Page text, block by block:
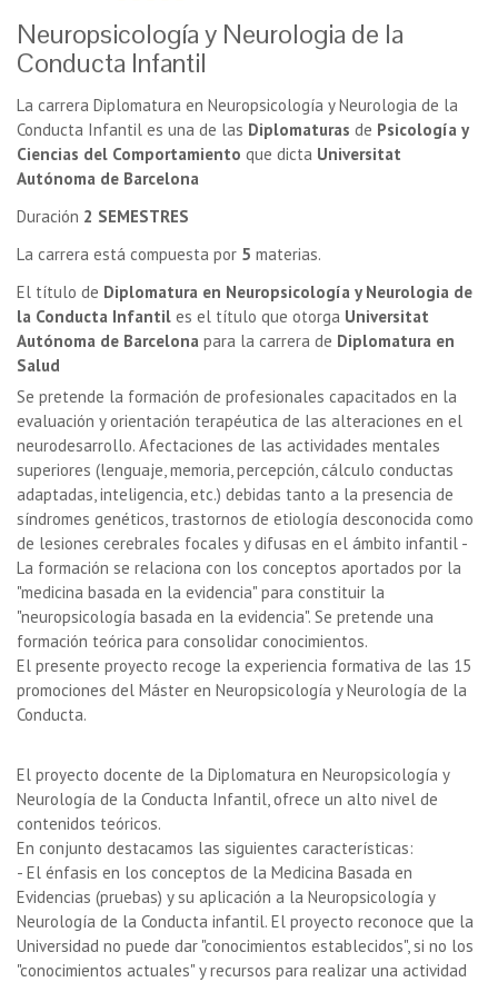
Neuropsicología y Neurologia de la
Conducta Infantil
La carrera Diplomatura en Neuropsicología y Neurologia de la
Conducta Infantil es una de las Diplomaturas de Psicología y
Ciencias del Comportamiento que dicta Universitat
Autónoma de Barcelona
Duración 2 SEMESTRES
La carrera está compuesta por 5 materias.
El título de Diplomatura en Neuropsicología y Neurologia de
la Conducta Infantil es el título que otorga Universitat
Autónoma de Barcelona para la carrera de Diplomatura en
Salud
Se pretende la formación de profesionales capacitados en la
evaluación y orientación terapéutica de las alteraciones en el
neurodesarrollo. Afectaciones de las actividades mentales
superiores (lenguaje, memoria, percepción, cálculo conductas
adaptadas, inteligencia, etc.) debidas tanto a la presencia de
síndromes genéticos, trastornos de etiología desconocida como
de lesiones cerebrales focales y difusas en el ámbito infantil -
La formación se relaciona con los conceptos aportados por la
"medicina basada en la evidencia" para constituir la
"neuropsicología basada en la evidencia". Se pretende una
formación teórica para consolidar conocimientos.
El presente proyecto recoge la experiencia formativa de las 15
promociones del Máster en Neuropsicología y Neurología de la
Conducta.
El proyecto docente de la Diplomatura en Neuropsicología y
Neurología de la Conducta Infantil, ofrece un alto nivel de
contenidos teóricos.
En conjunto destacamos las siguientes características:
- El énfasis en los conceptos de la Medicina Basada en
Evidencias (pruebas) y su aplicación a la Neuropsicología y
Neurología de la Conducta infantil. El proyecto reconoce que la
Universidad no puede dar "conocimientos establecidos", si no los
"conocimientos actuales" y recursos para realizar una actividad